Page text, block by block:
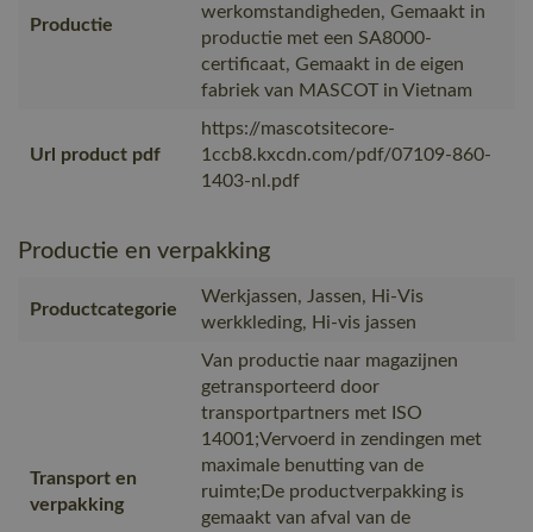
Productie
werkomstandigheden, Gemaakt in
productie met een SA8000-
certificaat, Gemaakt in de eigen
fabriek van MASCOT in Vietnam
Url product pdf
https://mascotsitecore-
1ccb8.kxcdn.com/pdf/07109-860-
1403-nl.pdf
Productie en verpakking
Productcategorie
Werkjassen, Jassen, Hi-Vis
werkkleding, Hi-vis jassen
Transport en
verpakking
Van productie naar magazijnen
getransporteerd door
transportpartners met ISO
14001;Vervoerd in zendingen met
maximale benutting van de
ruimte;De productverpakking is
gemaakt van afval van de